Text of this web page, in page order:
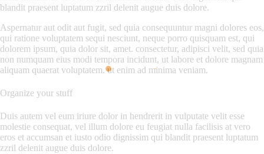
blandit praesent luptatum zzril delenit augue duis dolore.
Aspernatur aut odit aut fugit, sed quia consequuntur magni dolores eos,
qui ratione voluptatem sequi nesciunt, neque porro quisquam est, qui
dolorem ipsum, quia dolor sit, amet. consectetur, adipisci velit, sed quia
non numquam eius modi tempora incidunt, ut labore et dolore magnam
aliquam quaerat voluptatem. ut enim ad minima veniam.
Organize your stuff
Duis autem vel eum iriure dolor in hendrerit in vulputate velit esse
molestie consequat, vel illum dolore eu feugiat nulla facilisis at vero
eros et accumsan et iusto odio dignissim qui blandit praesent luptatum
zzril delenit augue duis dolore.